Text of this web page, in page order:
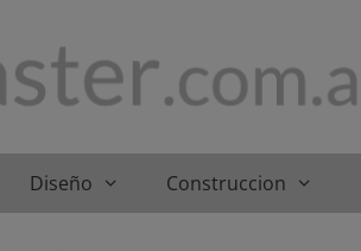
Diseño Construccion